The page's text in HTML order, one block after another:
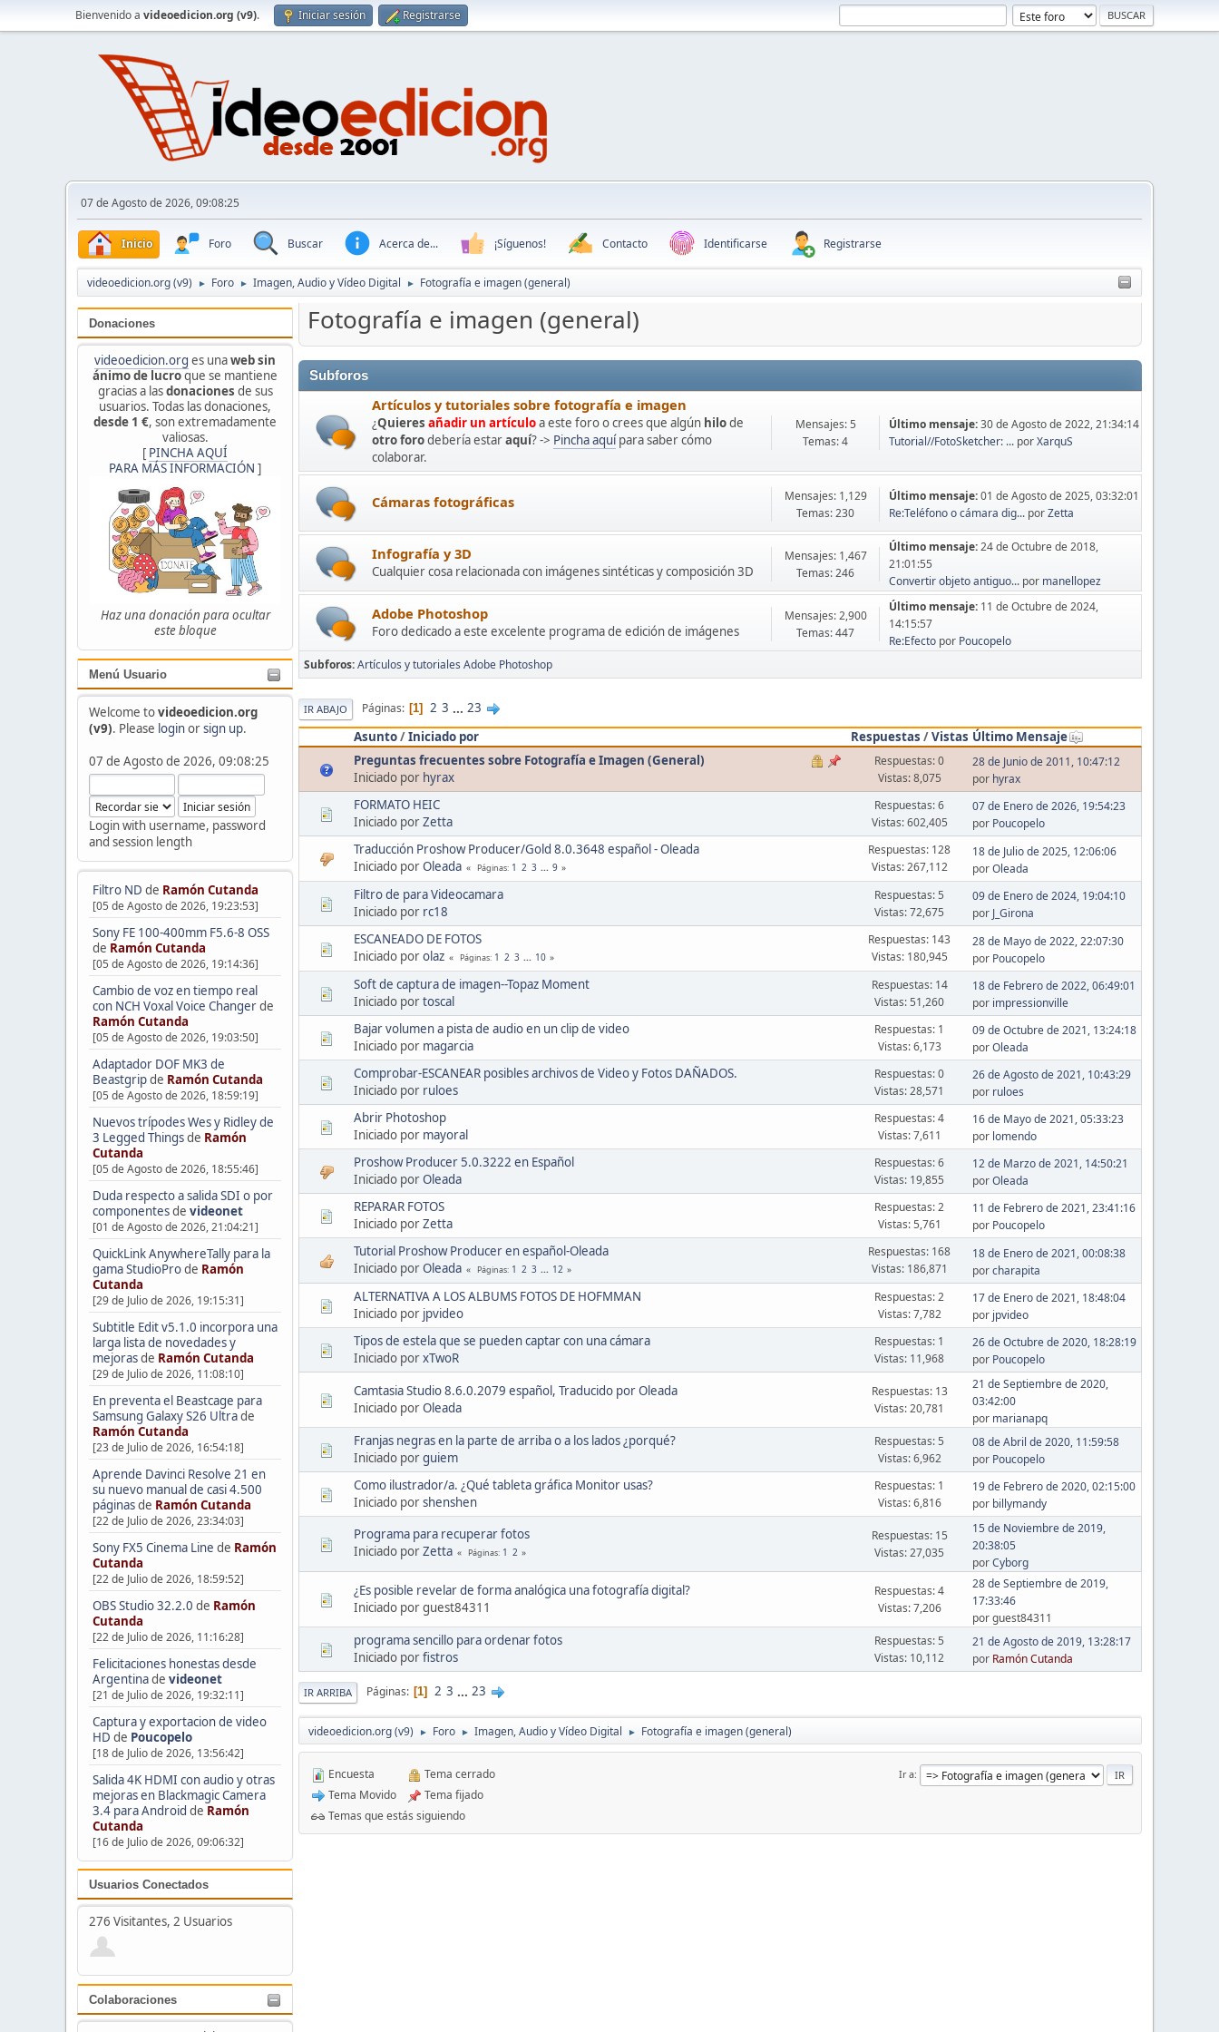
Bienvenido a videoedicion.org (v9). Iniciar sesión Registrarse
07 de Agosto de 2026, 09:08:25
Inicio Foro Buscar Acerca de... ¡Síguenos! Contacto Identificarse Registrarse
videoedicion.org (v9) ► Foro ► Imagen, Audio y Vídeo Digital ► Fotografía e imagen (general)
Donaciones
videoedicion.org es unaweb sin
ánimo de lucroque se mantiene
gracias a lasdonaciones de sus
usuarios. Todas las donaciones,
desde 1 €, son extremadamente
valiosas.
[ PINCHA AQUÍ
PARA MÁS INFORMACIÓN ]
Haz una donación para ocultar
este bloque
Menú Usuario
Welcome tovideoedicion.org
(v9). Please loginorsign up.
07 de Agosto de 2026, 09:08:25
Login with username, password
and session length
Filtro ND de Ramón Cutanda
[05 de Agosto de 2026, 19:23:53]
Sony FE 100-400mm F5.6-8 OSS
de Ramón Cutanda
[05 de Agosto de 2026, 19:14:36]
Cambio de voz en tiempo real
con NCH Voxal Voice Changerde
Ramón Cutanda
[05 de Agosto de 2026, 19:03:50]
Adaptador DOF MK3 de
Beastgripde Ramón Cutanda
[05 de Agosto de 2026, 18:59:19]
Nuevos trípodes Wes y Ridley de
3 Legged Thingsde Ramón
Cutanda
[05 de Agosto de 2026, 18:55:46]
Duda respecto a salida SDI o por
componentesde videonet
[01 de Agosto de 2026, 21:04:21]
QuickLink AnywhereTally para la
gama StudioProde Ramón
Cutanda
[29 de Julio de 2026, 19:15:31]
Subtitle Edit v5.1.0 incorpora una
larga lista de novedades y
mejorasde Ramón Cutanda
[29 de Julio de 2026, 11:08:10]
En preventa el Beastcage para
Samsung Galaxy S26 Ultrade
Ramón Cutanda
[23 de Julio de 2026, 16:54:18]
Aprende Davinci Resolve 21 en
su nuevo manual de casi 4.500
páginasde Ramón Cutanda
[22 de Julio de 2026, 23:34:03]
Sony FX5 Cinema Line de Ramón
Cutanda
[22 de Julio de 2026, 18:59:52]
OBS Studio 32.2.0 de Ramón
Cutanda
[22 de Julio de 2026, 11:16:28]
Felicitaciones honestas desde
Argentinade videonet
[21 de Julio de 2026, 19:32:11]
Captura y exportacion de video
HD de Poucopelo
[18 de Julio de 2026, 13:56:42]
Salida 4K HDMI con audio y otras
mejoras en Blackmagic Camera
3.4 para Android de Ramón
Cutanda
[16 de Julio de 2026, 09:06:32]
Usuarios Conectados
276 Visitantes, 2 Usuarios
Colaboraciones
Fotografía e imagen (general)
Subforos
Artículos y tutoriales sobre fotografía e imagen
¿Quieres añadir un artículoa este foro o crees que algún hilode
otro forodebería estaraquí? -> Pincha aquípara saber cómo
colaborar.
Mensajes: 5
Temas: 4
Último mensaje:30 de Agosto de 2022, 21:34:14
Tutorial//FotoSketcher: ...porXarquS
Cámaras fotográficas
Mensajes: 1,129
Temas: 230
Último mensaje:01 de Agosto de 2025, 03:32:01
Re:Teléfono o cámara dig...porZetta
Infografía y 3D
Cualquier cosa relacionada con imágenes sintéticas y composición 3D
Mensajes: 1,467
Temas: 246
Último mensaje:24 de Octubre de 2018,
21:01:55
Convertir objeto antiguo...por manellopez
Adobe Photoshop
Foro dedicado a este excelente programa de edición de imágenes
Mensajes: 2,900
Temas: 447
Último mensaje: 11 de Octubre de 2024,
14:15:57
Re:Efectopor Poucopelo
Subforos Artículos y tutoriales Adobe Photoshop
IR ABAJO Páginas 1 2 3 ... 23
Asunto/Iniciado por Respuestas /Vistas Último Mensaje
Preguntas frecuentes sobre Fotografía e Imagen (General)
Iniciado por hyrax
Respuestas: 0
Vistas: 8,075
28 de Junio de 2011, 10:47:12
por hyrax
FORMATO HEIC
Iniciado porZetta
Respuestas: 6
Vistas: 602,405
07 de Enero de 2026, 19:54:23
por Poucopelo
Traducción Proshow Producer/Gold 8.0.3648 español - Oleada
Iniciado porOleada Páginas 1 2 3 ... 9
Respuestas: 128
Vistas: 267,112
18 de Julio de 2025, 12:06:06
porOleada
Filtro de para Videocamara
Iniciado por rc18
Respuestas: 5
Vistas: 72,675
09 de Enero de 2024, 19:04:10
por J_Girona
ESCANEADO DE FOTOS
Iniciado porolaz Páginas 1 2 3 ... 10
Respuestas: 143
Vistas: 180,945
28 de Mayo de 2022, 22:07:30
por Poucopelo
Soft de captura de imagen--Topaz Moment
Iniciado portoscal
Respuestas: 14
Vistas: 51,260
18 de Febrero de 2022, 06:49:01
por impressionville
Bajar volumen a pista de audio en un clip de video
Iniciado por magarcia
Respuestas: 1
Vistas: 6,173
09 de Octubre de 2021, 13:24:18
porOleada
Comprobar-ESCANEAR posibles archivos de Video y Fotos DAÑADOS.
Iniciado por ruloes
Respuestas: 0
Vistas: 28,571
26 de Agosto de 2021, 10:43:29
por ruloes
Abrir Photoshop
Iniciado por mayoral
Respuestas: 4
Vistas: 7,611
16 de Mayo de 2021, 05:33:23
por lomendo
Proshow Producer 5.0.3222 en Español
Iniciado porOleada
Respuestas: 6
Vistas: 19,855
12 de Marzo de 2021, 14:50:21
porOleada
REPARAR FOTOS
Iniciado porZetta
Respuestas: 2
Vistas: 5,761
11 de Febrero de 2021, 23:41:16
por Poucopelo
Tutorial Proshow Producer en español-Oleada
Iniciado porOleada Páginas 1 2 3 ... 12
Respuestas: 168
Vistas: 186,871
18 de Enero de 2021, 00:08:38
porcharapita
ALTERNATIVA A LOS ALBUMS FOTOS DE HOFMMAN
Iniciado por jpvideo
Respuestas: 2
Vistas: 7,782
17 de Enero de 2021, 18:48:04
por jpvideo
Tipos de estela que se pueden captar con una cámara
Iniciado porxTwoR
Respuestas: 1
Vistas: 11,968
26 de Octubre de 2020, 18:28:19
por Poucopelo
Camtasia Studio 8.6.0.2079 español, Traducido por Oleada
Iniciado porOleada
Respuestas: 13
Vistas: 20,781
21 de Septiembre de 2020,
03:42:00
por marianapq
Franjas negras en la parte de arriba o a los lados ¿porqué?
Iniciado porguiem
Respuestas: 5
Vistas: 6,962
08 de Abril de 2020, 11:59:58
por Poucopelo
Como ilustrador/a. ¿Qué tableta gráfica Monitor usas?
Iniciado porshenshen
Respuestas: 1
Vistas: 6,816
19 de Febrero de 2020, 02:15:00
por billymandy
Programa para recuperar fotos
Iniciado porZetta Páginas 1 2
Respuestas: 15
Vistas: 27,035
15 de Noviembre de 2019,
20:38:05
porCyborg
¿Es posible revelar de forma analógica una fotografía digital?
Iniciado por guest84311
Respuestas: 4
Vistas: 7,206
28 de Septiembre de 2019,
17:33:46
por guest84311
programa sencillo para ordenar fotos
Iniciado porfistros
Respuestas: 5
Vistas: 10,112
21 de Agosto de 2019, 13:28:17
por Ramón Cutanda
IR ARRIBA Páginas 1 2 3 ... 23
videoedicion.org (v9) ► Foro ► Imagen, Audio y Vídeo Digital ► Fotografía e imagen (general)
Ir a
Encuesta
Tema Movido
Tema cerrado
Tema fijado
Temas que estás siguiendo